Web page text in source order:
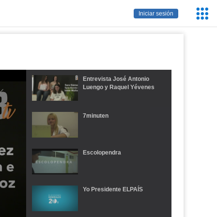
Iniciar sesión
Entrevista José Antonio
Luengo y Raquel Yévenes
7minuten
Escolopendra
Yo Presidente ELPAÍS